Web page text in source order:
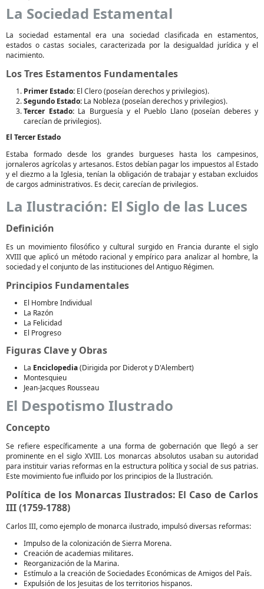
La Sociedad Estamental
La sociedad estamental era una sociedad clasificada en estamentos,
estados o castas sociales, caracterizada por la desigualdad jurídica y el
nacimiento.
Los Tres Estamentos Fundamentales
Primer Estado: El Clero (poseían derechos y privilegios).
Segundo Estado: La Nobleza (poseían derechos y privilegios).
Tercer Estado:La Burguesía y el Pueblo Llano (poseían deberes y
carecían de privilegios).
El Tercer Estado
Estaba formado desde los grandes burgueses hasta los campesinos,
jornaleros agrícolas y artesanos. Estos debían pagar los impuestos al Estado
y el diezmo a la Iglesia, tenían la obligación de trabajar y estaban excluidos
de cargos administrativos. Es decir, carecían de privilegios.
La Ilustración: El Siglo de las Luces
Definición
Es un movimiento filosófico y cultural surgido en Francia durante el siglo
XVIII que aplicó un método racional y empírico para analizar al hombre, la
sociedad y el conjunto de las instituciones del Antiguo Régimen.
Principios Fundamentales
El Hombre Individual
La Razón
La Felicidad
El Progreso
Figuras Clave y Obras
La Enciclopedia(Dirigida por Diderot y D'Alembert)
Montesquieu
Jean-Jacques Rousseau
El Despotismo Ilustrado
Concepto
Se refiere específicamente a una forma de gobernación que llegó a ser
prominente en el siglo XVIII. Los monarcas absolutos usaban su autoridad
para instituir varias reformas en la estructura política y social de sus patrias.
Este movimiento fue influido por los principios de la Ilustración.
Política de los Monarcas Ilustrados: El Caso de Carlos
III (1759-1788)
Carlos III, como ejemplo de monarca ilustrado, impulsó diversas reformas:
Impulso de la colonización de Sierra Morena.
Creación de academias militares.
Reorganización de la Marina.
Estímulo a la creación de Sociedades Económicas de Amigos del País.
Expulsión de los Jesuitas de los territorios hispanos.